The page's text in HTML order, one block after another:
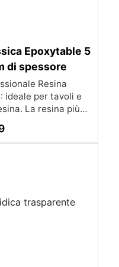
Epoxytable 5
di spessore
Resina
ideale per tavoli e
La resina più
fino a 5 cm.
di tavoli in
riempitive in
e cassaforme
✅ Bassissima